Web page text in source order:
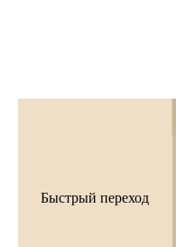
Быстрый переход